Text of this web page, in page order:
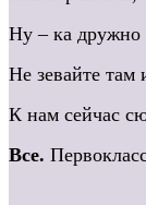
Ну – ка дружно
Не зевайте там
К нам сейчас
Все.